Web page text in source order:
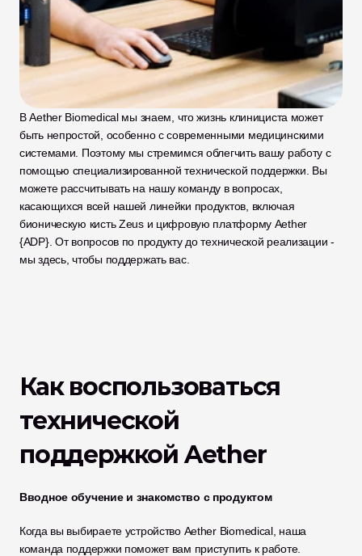
В Aether Biomedical мы знаем, что жизнь клинициста может
быть непростой, особенно с современными медицинскими
системами. Поэтому мы стремимся облегчить вашу работу с
помощью специализированной технической поддержки. Вы
можете рассчитывать на нашу команду в вопросах,
касающихся всей нашей линейки продуктов, включая
бионическую кисть Zeus и цифровую платформу Aether
{ADP}. От вопросов по продукту до технической реализации -
мы здесь, чтобы поддержать вас.
Как воспользоваться
технической
поддержкой Aether
Вводное обучение и знакомство с продуктом
Когда вы выбираете устройство Aether Biomedical, наша
команда поддержки поможет вам приступить к работе.